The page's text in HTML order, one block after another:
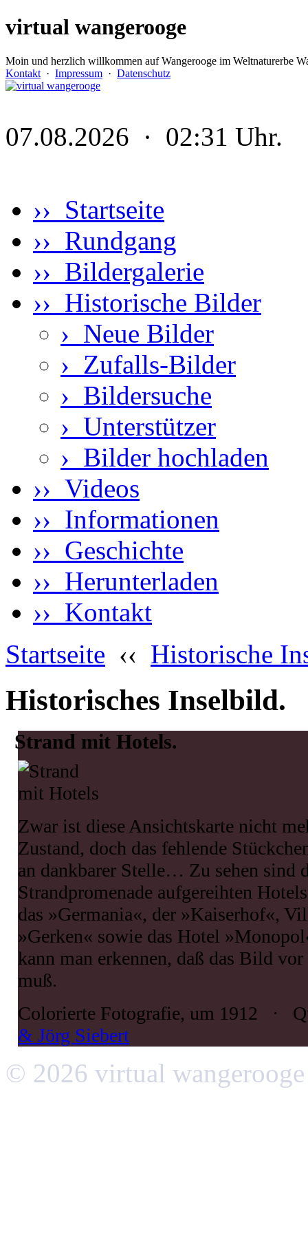
virtual wangerooge
Moin und herzlich willkommen auf Wangerooge im Weltnaturerbe
Kontakt · Impressum · Datenschutz
07.08.2026 · 02:31 Uhr.
›› Startseite
›› Rundgang
›› Bildergalerie
›› Historische Bilder
› Neue Bilder
› Zufalls-Bilder
› Bildersuche
› Unterstützer
› Bilder hochladen
›› Videos
›› Informationen
›› Geschichte
›› Herunterladen
›› Kontakt
Startseite ‹‹ Historische
Historisches Inselbild.
Strand mit Hotels.
Zwar ist diese Ansichtskarte nicht
Zustand, doch das fehlende
an dankbarer Stelle… Zu sehen sind
Strandpromenade aufgereihten
das »Germania«, der »Kaiserhof«,
»Gerken« sowie das Hotel
kann man erkennen, daß das Bild
muß.
Colorierte Fotografie, um 1912 ·
& Jörg Siebert
© 2026 virtual wangerooge